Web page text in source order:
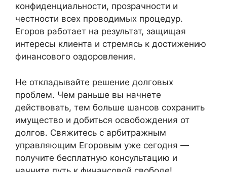
конфиденциальности, прозрачности и
честности всех проводимых процедур.
Егоров работает на результат, защищая
интересы клиента и стремясь к достижению
финансового оздоровления.
Не откладывайте решение долговых
проблем. Чем раньше вы начнете
действовать, тем больше шансов сохранить
имущество и добиться освобождения от
долгов. Свяжитесь с арбитражным
управляющим Егоровым уже сегодня —
получите бесплатную консультацию и